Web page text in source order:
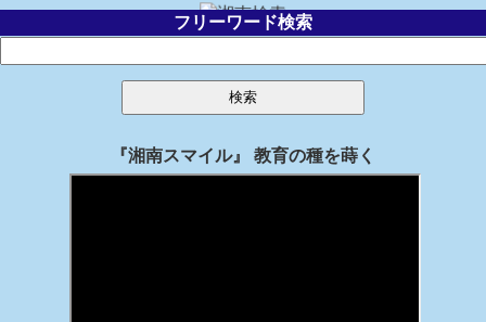
フリーワード検索
『湘南スマイル』 教育の種を蒔く